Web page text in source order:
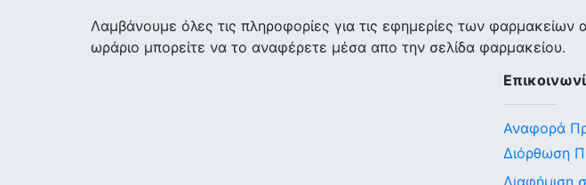
Λαμβάνουμε όλες τις πληροφορίες για τις εφημερίες των
ωράριο μπορείτε να το αναφέρετε μέσα απο την σελίδα φαρμακείου.
Αναφορά
Διόρθωση
Διαφήμιση